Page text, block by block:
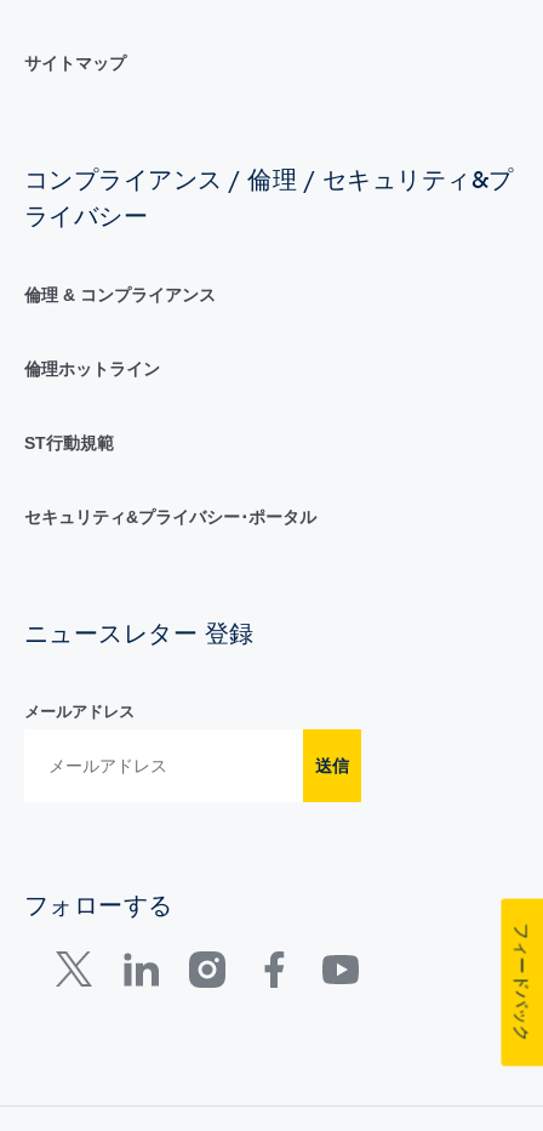
サイトマップ
コンプライアンス / 倫理 / セキュリティ&プ
ライバシー
倫理 & コンプライアンス
倫理ホットライン
ST行動規範
セキュリティ&プライバシー･ポータル
ニュースレター 登録
メールアドレス
送信
フォローする
フィードバック